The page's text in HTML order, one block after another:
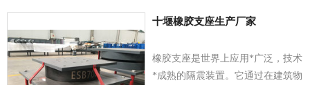
其内部人员、设备，不影响室内设
十堰橡胶支座生产厂家
橡胶支座是世界上应用*广泛，技术
*成熟的隔震装置。它通过在建筑物